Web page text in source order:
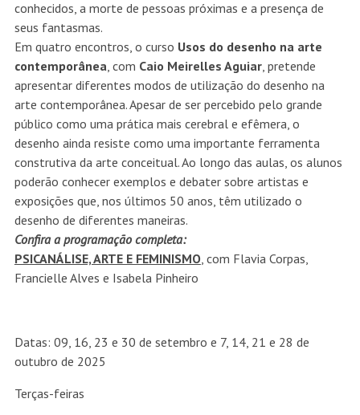
conhecidos, a morte de pessoas próximas e a presença de
seus fantasmas.
Em quatro encontros, o curso Usos do desenho na arte
contemporânea, com Caio Meirelles Aguiar, pretende
apresentar diferentes modos de utilização do desenho na
arte contemporânea. Apesar de ser percebido pelo grande
público como uma prática mais cerebral e efêmera, o
desenho ainda resiste como uma importante ferramenta
construtiva da arte conceitual. Ao longo das aulas, os alunos
poderão conhecer exemplos e debater sobre artistas e
exposições que, nos últimos 50 anos, têm utilizado o
desenho de diferentes maneiras.
Confira a programação completa:
PSICANÁLISE, ARTE E FEMINISMO, com Flavia Corpas,
Francielle Alves e Isabela Pinheiro
Datas: 09, 16, 23 e 30 de setembro e 7, 14, 21 e 28 de
outubro de 2025
Terças-feiras